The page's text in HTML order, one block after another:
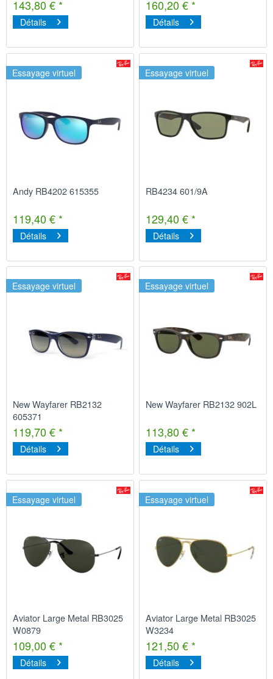
143,80 € *
Détails
160,20 € *
Détails
Essayage virtuel
Andy RB4202 615355
119,40 € *
Détails
Essayage virtuel
RB4234 601/9A
129,40 € *
Détails
Essayage virtuel
New Wayfarer RB2132
605371
119,70 € *
Détails
Essayage virtuel
New Wayfarer RB2132 902L
113,80 € *
Détails
Essayage virtuel
Aviator Large Metal RB3025
W0879
109,00 € *
Détails
Essayage virtuel
Aviator Large Metal RB3025
W3234
121,50 € *
Détails